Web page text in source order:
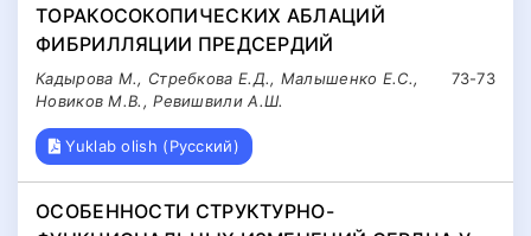
ТОРАКОСОКОПИЧЕСКИХ АБЛАЦИЙ
ФИБРИЛЛЯЦИИ ПРЕДСЕРДИЙ
73-73
Кадырова М., Стребкова Е.Д., Малышенко Е.С.,
Новиков М.В., Ревишвили А.Ш.
Yuklab olish (Русский)
ОСОБЕННОСТИ СТРУКТУРНО-